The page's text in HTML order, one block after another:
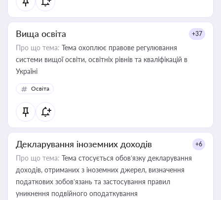
Вища освіта +37
Про що тема: Тема охоплює правове регулювання
системи вищої освіти, освітніх рівнів та кваліфікацій в
Україні
Освіта
Декларування іноземних доходів +6
Про що тема: Тема стосується обов’язку декларування
доходів, отриманих з іноземних джерел, визначення
податкових зобов’язань та застосування правил
уникнення подвійного оподаткування